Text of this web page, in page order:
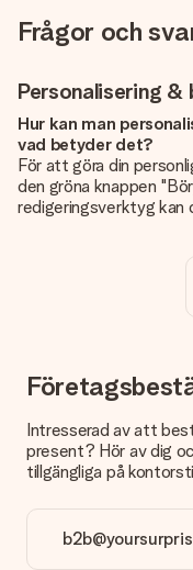
Frågor och
Personalisering &
Hur kan man
vad betyder det?
För att göra din
den gröna knappen
redigeringsverktyg kan
Kostar det något
Hur vet jag att min
det viktigt att använda
på kvaliteten på din
bifoga ditt foto
Vilket format kan jag
Du kan ladda upp filer
Intresserad av att
present? Hör av dig
tillgängliga på